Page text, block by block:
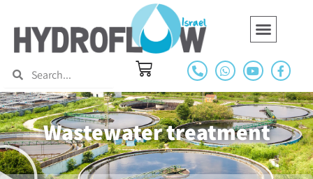
Wastewater treatment